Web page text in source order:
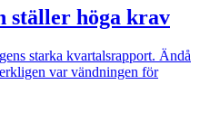
ställer höga krav
starka kvartalsrapport. Ändå
var vändningen för